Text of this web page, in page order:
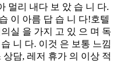
멀리 내다 보 았 습 니 다.
이 아름 답 습 니 다!호텔
실 을 가지 고 있 으 며 독
니 다. 이것 은 보통 느낌
담, 레저 휴가 의 이상 적